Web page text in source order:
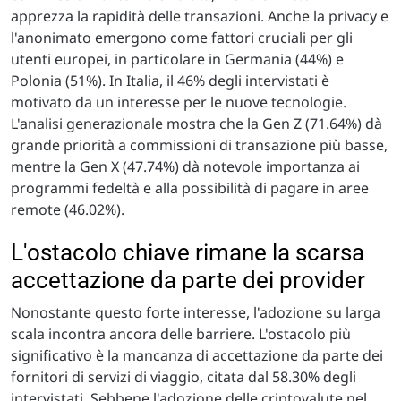
apprezza la rapidità delle transazioni. Anche la privacy e
l'anonimato emergono come fattori cruciali per gli
utenti europei, in particolare in Germania (44%) e
Polonia (51%). In Italia, il 46% degli intervistati è
motivato da un interesse per le nuove tecnologie.
L'analisi generazionale mostra che la Gen Z (71.64%) dà
grande priorità a commissioni di transazione più basse,
mentre la Gen X (47.74%) dà notevole importanza ai
programmi fedeltà e alla possibilità di pagare in aree
remote (46.02%).
L'ostacolo chiave rimane la scarsa
accettazione da parte dei provider
Nonostante questo forte interesse, l'adozione su larga
scala incontra ancora delle barriere. L'ostacolo più
significativo è la mancanza di accettazione da parte dei
fornitori di servizi di viaggio, citata dal 58.30% degli